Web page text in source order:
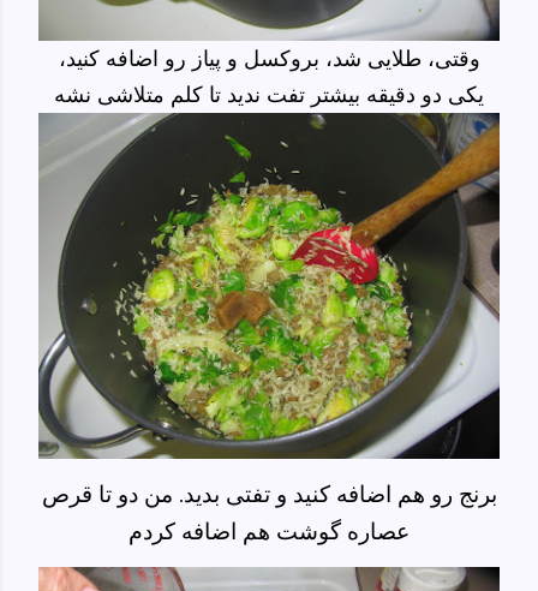
وقتی، طلایی شد، بروکسل و پیاز رو اضافه کنید،
یکی دو دقیقه بیشتر تفت ندید تا کلم متلاشی نشه
برنج رو هم اضافه کنید و تفتی بدید. من دو تا قرص
عصاره گوشت هم اضافه کردم